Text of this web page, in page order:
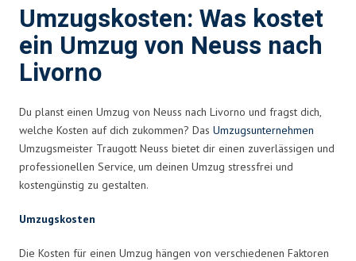
Umzugskosten: Was kostet
ein Umzug von Neuss nach
Livorno
Du planst einen Umzug von Neuss nach Livorno und fragst dich,
welche Kosten auf dich zukommen? Das Umzugsunternehmen
Umzugsmeister Traugott Neuss bietet dir einen zuverlässigen und
professionellen Service, um deinen Umzug stressfrei und
kostengünstig zu gestalten.
Umzugskosten
Die Kosten für einen Umzug hängen von verschiedenen Faktoren